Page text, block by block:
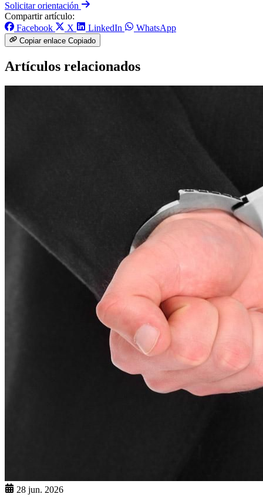
Solicitar orientación
Compartir artículo:
Facebook
X LinkedIn WhatsApp
Copiar enlace Copiado
Artículos relacionados
28 jun. 2026